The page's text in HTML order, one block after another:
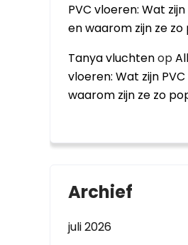
PVC vloeren: Wat
en waarom zijn ze
Tanya vluchtenop
vloeren: Wat zijn
waarom zijn ze zo
Archief
juli 2026